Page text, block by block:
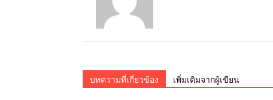
บทความที่เกี่ยวข้อง เพิ่มเติมจากผู้เขียน